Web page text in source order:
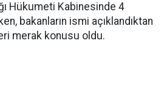
Hükumeti Kabinesinde 4
bakanların ismi açıklandıktan
merak konusu oldu.